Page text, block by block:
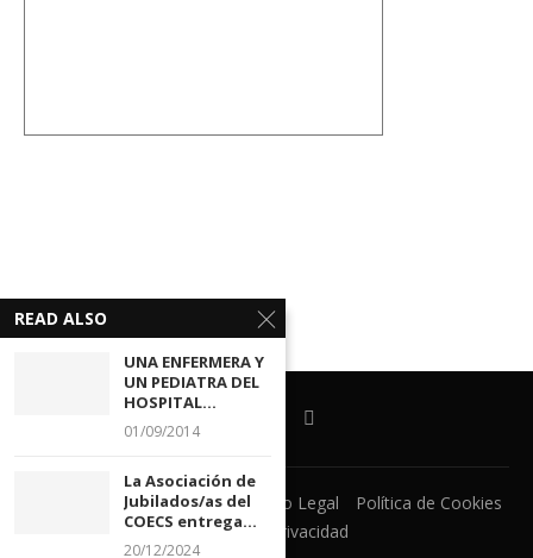
Ventanilla Unica CECOVA Aviso Legal
Política de Cookies
Política de Privacidad
READ ALSO
UNA ENFERMERA Y
UN PEDIATRA DEL
HOSPITAL...
01/09/2014
La Asociación de
Jubilados/as del
COECS entrega...
20/12/2024